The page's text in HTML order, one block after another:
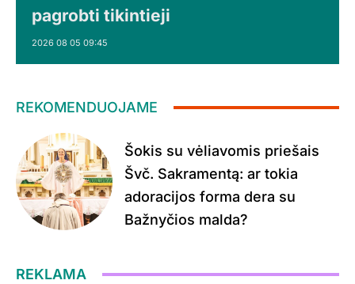
pagrobti tikintieji
2026 08 05 09:45
REKOMENDUOJAME
Šokis su vėliavomis priešais
Švč. Sakramentą: ar tokia
adoracijos forma dera su
Bažnyčios malda?
REKLAMA